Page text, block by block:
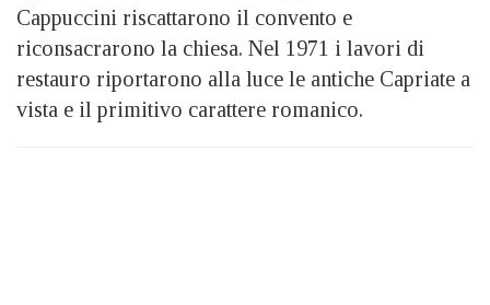
Cappuccini riscattarono il convento e
riconsacrarono la chiesa. Nel 1971 i lavori di
restauro riportarono alla luce le antiche Capriate a
vista e il primitivo carattere romanico.